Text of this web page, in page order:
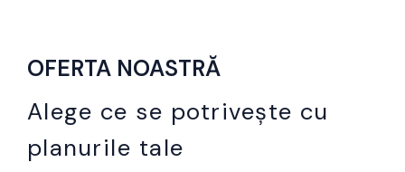
OFERTA NOASTRĂ
Alege ce se potrivește cu
planurile tale